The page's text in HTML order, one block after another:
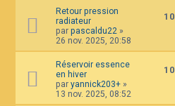
Retour pression
radiateur
par pascaldu22 »
26 nov. 2025, 20:58
10
Réservoir essence
en hiver
par yannick203+ »
13 nov. 2025, 08:52
10